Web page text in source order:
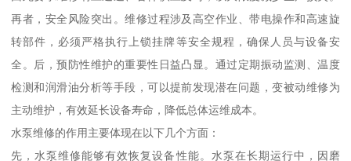
再者，安全风险突出。维修过程涉及高空作业、带电操作和高速旋
转部件，必须严格执行上锁挂牌等安全规程，确保人员与设备安
全。后，预防性维护的重要性日益凸显。通过定期振动监测、温度
检测和润滑油分析等手段，可以提前发现潜在问题，变被动维修为
主动维护，有效延长设备寿命，降低总体运维成本。
水泵维修的作用主要体现在以下几个方面：
先，水泵维修能够有效恢复设备性能。水泵在长期运行中，因磨